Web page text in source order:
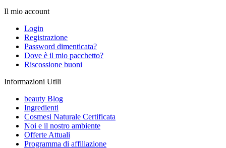
Il mio account
Login
Registrazione
Password dimenticata?
Dove è il mio pacchetto?
Riscossione buoni
Informazioni Utili
beauty Blog
Ingredienti
Cosmesi Naturale Certificata
Noi e il nostro ambiente
Offerte Attuali
Programma di affiliazione